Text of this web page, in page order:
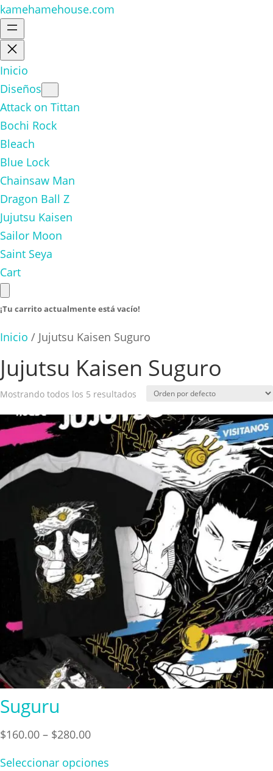
kamehamehouse.com
Inicio
Diseños
Attack on Tittan
Bochi Rock
Bleach
Blue Lock
Chainsaw Man
Dragon Ball Z
Jujutsu Kaisen
Sailor Moon
Saint Seya
Cart
¡Tu carrito actualmente está vacío!
Inicio / Jujutsu Kaisen Suguro
Jujutsu Kaisen Suguro
Mostrando todos los 5 resultados
Suguru
$160.00 – $280.00Price
Seleccionar opciones